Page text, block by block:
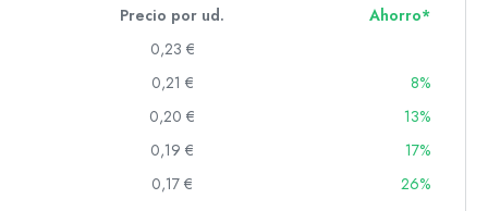
Precio por ud.
Ahorro*
0,23 €
0,21 €
8%
0,20 €
13%
0,19 €
17%
0,17 €
26%